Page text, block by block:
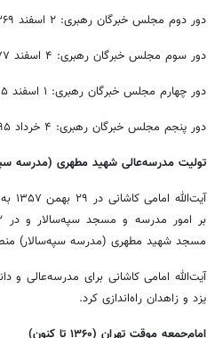
دور دوم مجلس خبرگان رهبری: ۲ اسفند ۱۳۶۹ تا ۳ اسفند ۱۳۷۷
دور سوم مجلس خبرگان رهبری: ۴ اسفند ۱۳۷۷ تا ۳۰ بهمن ۱۳۸۵
دور چهارم مجلس خبرگان رهبری: ۱ اسفند ۱۳۸۵ تا ۳ خرداد ۱۳۹۵
دور پنجم مجلس خبرگان رهبری: ۴ خرداد ۱۳۹۵ تا کنون
تولیت مدرسه‌عالی شهید مطهری (مدرسه
مسجد شهید مطهری (مدرسه سپه‌سالار)
آیت‌الله امامی کاشانی برای مدرسه‌عالی و
یزد و زاهدان راه‌اندازی کرد.